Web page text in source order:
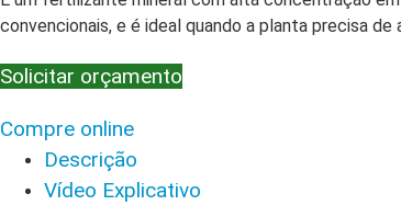
convencionais, e é ideal quando a planta precisa
Solicitar orçamento
Compre online
Descrição
Vídeo Explicativo